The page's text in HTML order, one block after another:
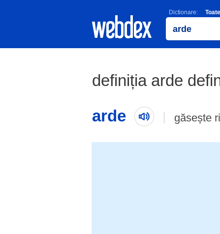
Dictionare: Toate
definiția arde
arde
găsește